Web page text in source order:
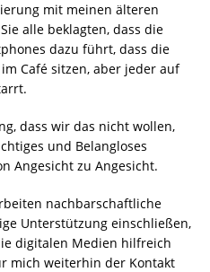
mit meinen älteren
alle beklagten, dass die
dazu führt, dass die
Café sitzen, aber jeder auf
dass wir das nicht wollen,
und Belangloses
Angesicht zu Angesicht.
nachbarschaftliche
Unterstützung einschließen,
digitalen Medien hilfreich
mich weiterhin der Kontakt